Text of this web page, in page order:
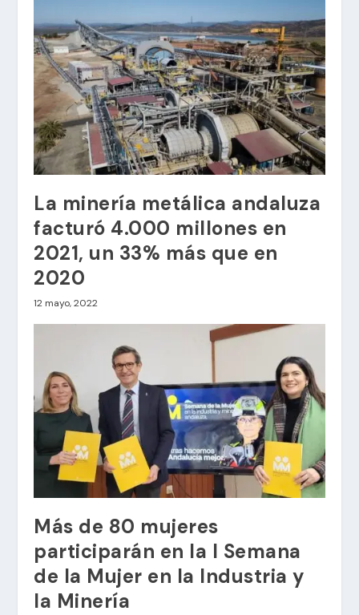
La minería metálica andaluza
facturó 4.000 millones en
2021, un 33% más que en
2020
12 mayo, 2022
Más de 80 mujeres
participarán en la I Semana
de la Mujer en la Industria y
la Minería